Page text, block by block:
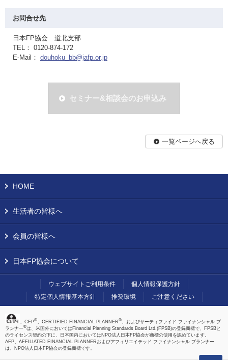
お問合せ先
日本FP協会 道北支部
TEL： 0120-874-172
E-Mail： douhoku_bb@jafp.or.jp
セミナー&相談会のお申込み
一覧ページへ戻る
HOME
生活者の皆様へ
会員の皆様へ
日本FP協会について
ウェブサイトご利用条件
個人情報保護方針
特定個人情報基本方針
推奨環境 ご注意ください
、CFP®、CERTIFIED FINANCIAL PLANNER®、およびサーティファイド ファイナンシャル プ
ランナー®は、米国外においてはFinancial Planning Standards Board Ltd.(FPSB)の登録商標で、FPSBと
のライセンス契約の下に、日本国内においてはNPO法人日本FP協会が商標の使用を認めています。
AFP、AFFILIATED FINANCIAL PLANNERおよびアフィリエイテッド ファイナンシャル プランナー
は、NPO法人日本FP協会の登録商標です。